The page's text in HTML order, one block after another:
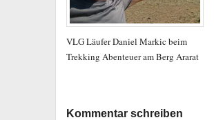
VLG Läufer Daniel Markic beim
Trekking Abenteuer am Berg Ararat
Kommentar schreiben